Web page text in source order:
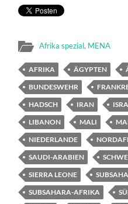
Afrika spezial, MENA
AFRIKA ÄGYPTEN
BUNDESWEHR
HADSCH
IRAN
LIBANON
MALI
NIEDERLANDE
SAUDI-ARABIEN
SIERRA LEONE
SUBSAHARA-AFRIKA